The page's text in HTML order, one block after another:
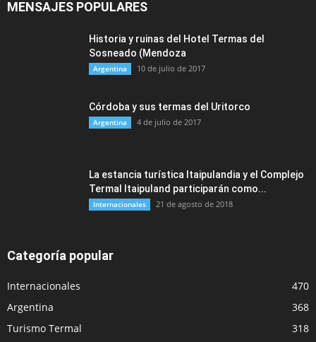
MENSAJES POPULARES
Historia y ruinas del Hotel Termas del
Sosneado (Mendoza
Argentina 10 de julio de 2017
Córdoba y sus termas del Uritorco
Argentina 4 de julio de 2017
La estancia turística Itaipulandia y el Complejo
Termal Itaipuland participarán como...
Internacionales 21 de agosto de 2018
Categoría popular
Internacionales
470
Argentina
368
Turismo Termal
318